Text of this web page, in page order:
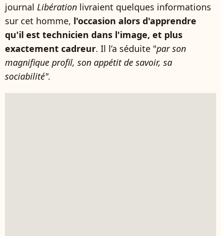
journal Libération livraient quelques informations
sur cet homme, l'occasion alors d'apprendre
qu'il est technicien dans l'image, et plus
exactement cadreur. Il l’a séduite "par son
magnifique profil, son appétit de savoir, sa
sociabilité".